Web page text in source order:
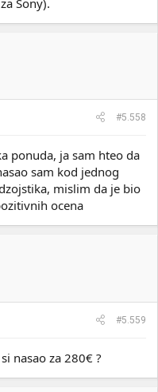
#5.558
ponuda, ja sam hteo da
sam kod jednog
mislim da je bio
ocena
#5.559
nasao za 280€ ?